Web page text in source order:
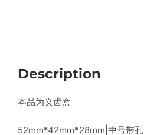
Description
本品为义齿盒
52mm*42mm*28mm|中号带孔